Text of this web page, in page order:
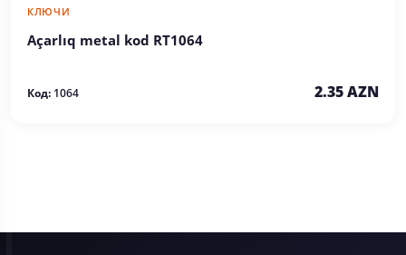
КЛЮЧИ
Açarlıq metal kod RT1064
Код: 1064 2.35 AZN